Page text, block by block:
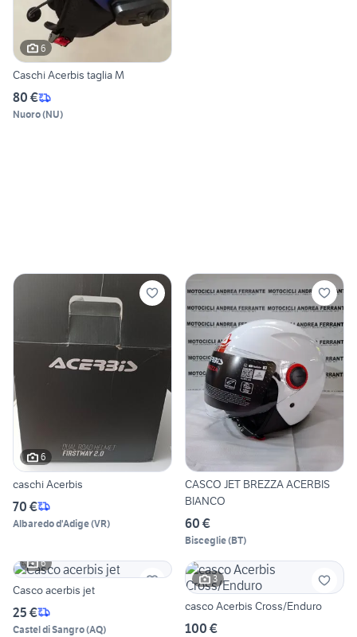
6
Caschi Acerbis taglia M
80 €
Nuoro(NU)
6
caschi Acerbis
70 €
Albaredo d'Adige(VR)
CASCO JET BREZZA ACERBIS
BIANCO
60 €
Bisceglie(BT)
6
Casco acerbis jet
25 €
Castel di Sangro(AQ)
3
casco Acerbis Cross/Enduro
100 €